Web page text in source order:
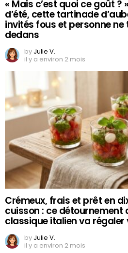
« Mais c’est quoi ce goût ?
d’été, cette tartinade
invités fous et personne ne
dedans
by Julie V.
il y a environ 2 mois
Crémeux, frais et prêt en
cuisson : ce détournement
classique italien va régaler
by Julie V.
il y a environ 2 mois